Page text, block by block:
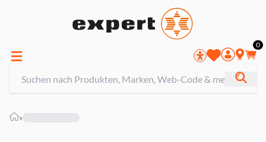
0
»